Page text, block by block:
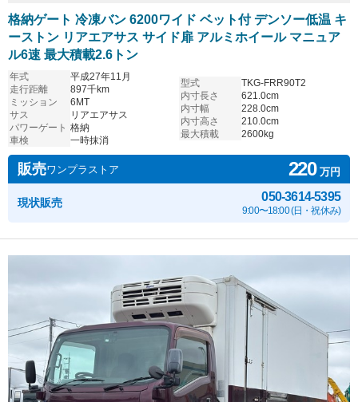
格納ゲート 冷凍バン 6200ワイド ベット付 デンソー低温 キ
ーストン リアエアサス サイド扉 アルミホイール マニュア
ル6速 最大積載2.6トン
年式
平成27年11月
走行距離
897千km
ミッション
6MT
サス
リアエアサス
パワーゲート 格納
車検
一時抹消
型式
TKG-FRR90T2
内寸長さ
621.0cm
内寸幅
228.0cm
内寸高さ
210.0cm
最大積載
2600kg
販売ワンプラストア 220万円
現状販売 050-3614-5395
9:00〜18:00 (日・祝休み)